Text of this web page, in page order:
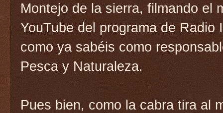
Montejo de la sierra, filmando el
YouTube del programa de
como ya sabéis como
Pesca y Naturaleza.
Pues bien, como la cabra tira al